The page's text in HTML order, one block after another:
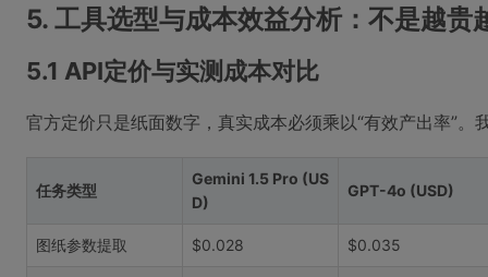
5. 工具选型与成本效益分析：不是越贵
5.1 API定价与实测成本对比
官方定价只是纸面数字，真实成本必须乘以“有效产出率”。
任务类型
Gemini 1.5 Pro (US
D)
GPT-4o (USD)
图纸参数提取 $0.028 $0.035